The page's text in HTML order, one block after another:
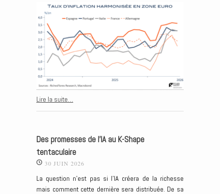
Lire la suite…
Des promesses de l’IA au K-Shape
tentaculaire
30 JUIN 2026
La question n’est pas si l’IA créera de la richesse
mais comment cette dernière sera distribuée. De sa